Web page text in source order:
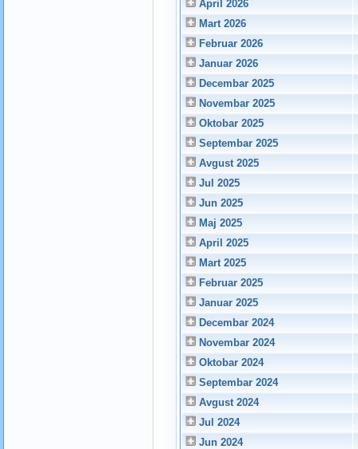
April 2026
Mart 2026
Februar 2026
Januar 2026
Decembar 2025
Novembar 2025
Oktobar 2025
Septembar 2025
Avgust 2025
Jul 2025
Jun 2025
Maj 2025
April 2025
Mart 2025
Februar 2025
Januar 2025
Decembar 2024
Novembar 2024
Oktobar 2024
Septembar 2024
Avgust 2024
Jul 2024
Jun 2024